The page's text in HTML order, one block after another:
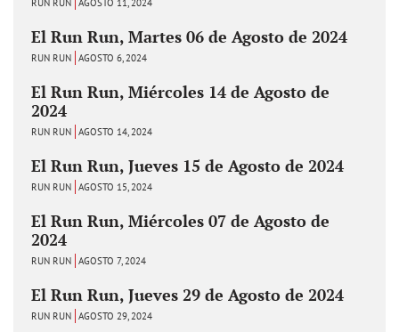
RUN RUN AGOSTO 11, 2024
El Run Run, Martes 06 de Agosto de 2024
RUN RUN AGOSTO 6, 2024
El Run Run, Miércoles 14 de Agosto de
2024
RUN RUN AGOSTO 14, 2024
El Run Run, Jueves 15 de Agosto de 2024
RUN RUN AGOSTO 15, 2024
El Run Run, Miércoles 07 de Agosto de
2024
RUN RUN AGOSTO 7, 2024
El Run Run, Jueves 29 de Agosto de 2024
RUN RUN AGOSTO 29, 2024